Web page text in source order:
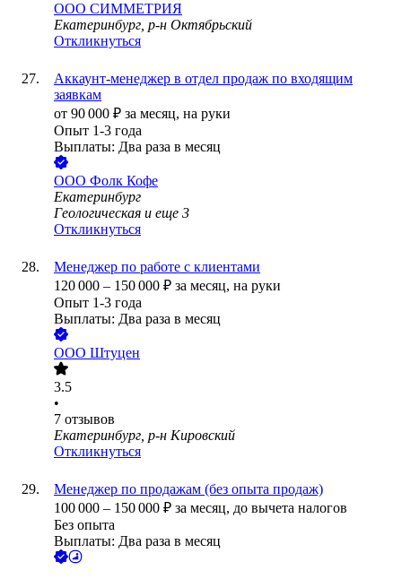
ООО СИММЕТРИЯ
Екатеринбург, р-н Октябрьский
Откликнуться
Аккаунт-менеджер в отдел продаж по входящим
заявкам
от 90 000 ₽ за месяц, на руки
Опыт 1-3 года
Выплаты: Два раза в месяц
ООО Фолк Кофе
Екатеринбург
Геологическая и еще 3
Откликнуться
Менеджер по работе с клиентами
120 000 – 150 000 ₽ за месяц, на руки
Опыт 1-3 года
Выплаты: Два раза в месяц
ООО Штуцен
3.5
•
7 отзывов
Екатеринбург, р-н Кировский
Откликнуться
Менеджер по продажам (без опыта продаж)
100 000 – 150 000 ₽ за месяц, до вычета налогов
Без опыта
Выплаты: Два раза в месяц